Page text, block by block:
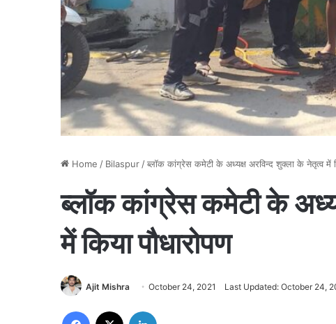
Home / Bilaspur /ब्लॉक कांग्रेस कमेटी के अध्यक्ष अरविन्द शुक्ला के नेतृत्व में
ब्लॉक कांग्रेस कमेटी के
में किया पौधारोपण
Ajit Mishra October 24, 2021 Last Updated: October 24,
Facebook